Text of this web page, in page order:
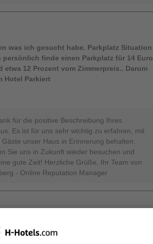
was ich gesucht habe. Parkplatz Situation
finde einen Parkplatz für 14 Euro
etwa 12 Prozent vom Zimmerpreis.. Darum
Hotel Parkiert
für die positive Beschreibung Ihres
Es ist für uns sehr wichtig zu erfahren, mit
unser Haus in Erinnerung behalten.
Sie uns in Zukunft wieder besuchen und
gute Zeit! Herzliche Grüße, Ihr Team von
- Online Reputation Manager